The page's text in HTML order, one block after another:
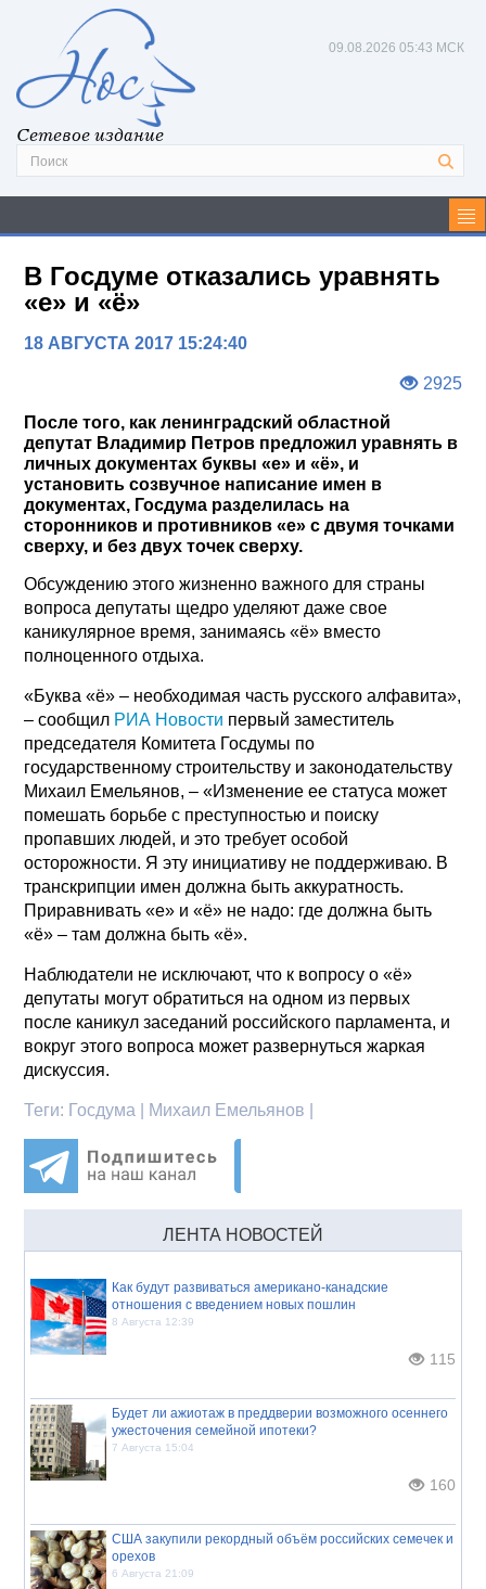
Сетевое издание
09.08.2026 05:43 МСК
В Госдуме отказались уравнять
«е» и «ё»
18 АВГУСТА 2017 15:24:40
2925
После того, как ленинградский областной
депутат Владимир Петров предложил уравнять в
личных документах буквы «е» и «ё», и
установить созвучное написание имен в
документах, Госдума разделилась на
сторонников и противников «е» с двумя точками
сверху, и без двух точек сверху.
Обсуждению этого жизненно важного для страны
вопроса депутаты щедро уделяют даже свое
каникулярное время, занимаясь «ё» вместо
полноценного отдыха.
«Буква «ё» – необходимая часть русского алфавита»,
– сообщил РИА Новости первый заместитель
председателя Комитета Госдумы по
государственному строительству и законодательству
Михаил Емельянов, – «Изменение ее статуса может
помешать борьбе с преступностью и поиску
пропавших людей, и это требует особой
осторожности. Я эту инициативу не поддерживаю. В
транскрипции имен должна быть аккуратность.
Приравнивать «е» и «ё» не надо: где должна быть
«ё» – там должна быть «ё».
Наблюдатели не исключают, что к вопросу о «ё»
депутаты могут обратиться на одном из первых
после каникул заседаний российского парламента, и
вокруг этого вопроса может развернуться жаркая
дискуссия.
Теги: Госдума | Михаил Емельянов |
ЛЕНТА НОВОСТЕЙ
Как будут развиваться американо-канадские
отношения с введением новых пошлин
8 Августа 12:39
115
Будет ли ажиотаж в преддверии возможного осеннего
ужесточения семейной ипотеки?
7 Августа 15:04
160
США закупили рекордный объём российских семечек и
орехов
6 Августа 21:09